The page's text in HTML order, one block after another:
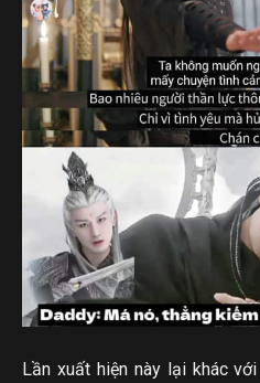
Lần xuất hiện này lại khác